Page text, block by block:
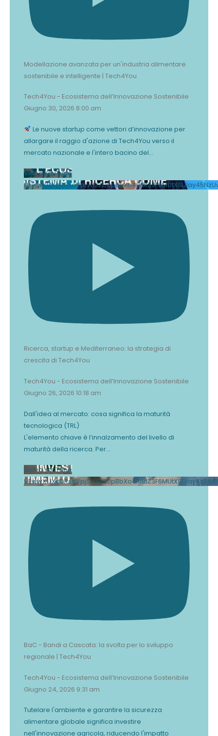
Modellazione avanzata per un'industria alimentare
sostenibile e intelligente | Tech4You
Tech4You - Ecosistema dell’Innovazione Sostenibile
Giugno 30, 2026 8:00 am
Le nuove startup come vettori d’innovazione per
allargare il raggio d'azione di Tech4You verso il
mercato nazionale e l'intero bacino del...
Video YouTube
Ricerca, startup e Mediterraneo: la strategia di
crescita di Tech4You
Tech4You - Ecosistema dell’Innovazione Sostenibile
Giugno 26, 2026 10:18 am
Dall'idea al mercato: cosa significa la maturità
tecnologica (TRL)
L'elemento chiave è l’innalzamento del livello di
maturità della ricerca. Per...
Video YouTube
BaC - Bandi a Cascata: la svolta per lo sviluppo
regionale | Tech4You
Tech4You - Ecosistema dell’Innovazione Sostenibile
Giugno 24, 2026 9:31 am
Tutelare l'ambiente e garantire la sicurezza
alimentare globale significa investire
nell'innovazione agricola, riducendo l'impatto